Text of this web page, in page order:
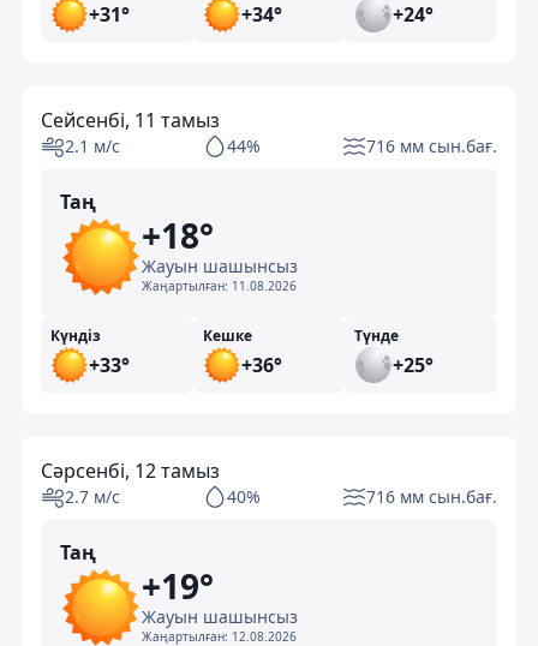
+31° +34° +24°
Сейсенбі, 11 тамыз
2.1 м/с 44% 716 мм сын.бағ.
Таң
+18°
Жауын шашынсыз
Жаңартылған: 11.08.2026
Күндіз
+33°
Кешке
+36°
Түнде
+25°
Сәрсенбі, 12 тамыз
2.7 м/с 40% 716 мм сын.бағ.
Таң
+19°
Жауын шашынсыз
Жаңартылған: 12.08.2026